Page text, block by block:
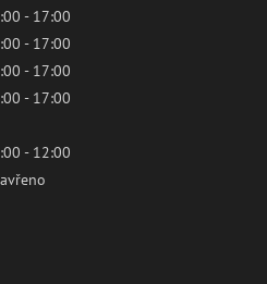
- 17:00
- 17:00
- 17:00
- 17:00
- 12:00